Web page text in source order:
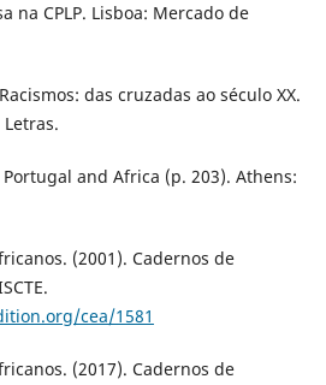
na CPLP. Lisboa: Mercado de
das cruzadas ao século XX.
and Africa (p. 203). Athens:
(2001). Cadernos de
cea/1581
(2017). Cadernos de